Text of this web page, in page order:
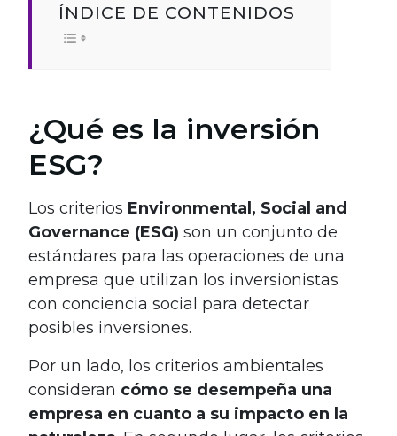
ÍNDICE DE CONTENIDOS
¿Qué es la inversión
ESG?
Los criterios Environmental, Social and
Governance (ESG) son un conjunto de
estándares para las operaciones de una
empresa que utilizan los inversionistas
con conciencia social para detectar
posibles inversiones.
Por un lado, los criterios ambientales
consideran cómo se desempeña una
empresa en cuanto a su impacto en la